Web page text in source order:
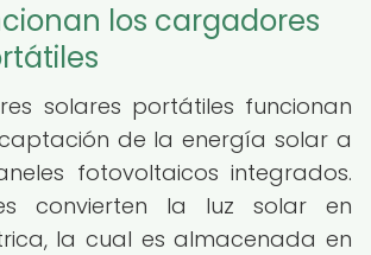
los cargadores
solares portátiles funcionan
de la energía solar a
fotovoltaicos integrados.
convierten la luz solar en
la cual es almacenada en